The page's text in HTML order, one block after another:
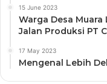
15 June 2023
Warga Desa
Jalan Produksi PT
17 May 2023
Mengenal Lebih